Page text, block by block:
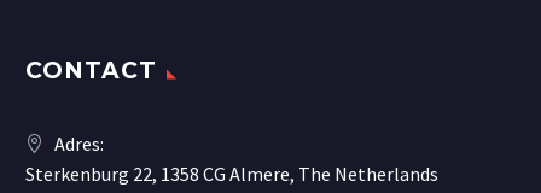
CONTACT
Adres:
Sterkenburg 22, 1358 CG Almere, The Netherlands